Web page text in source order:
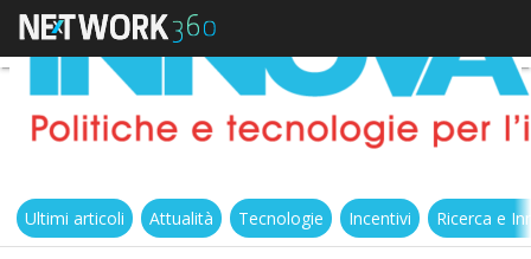
Ultimi articoli Attualità Tecnologie Incentivi Ricerca e